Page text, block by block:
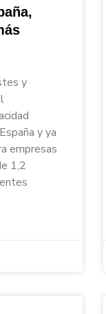
y
y ya
empresas
1,2